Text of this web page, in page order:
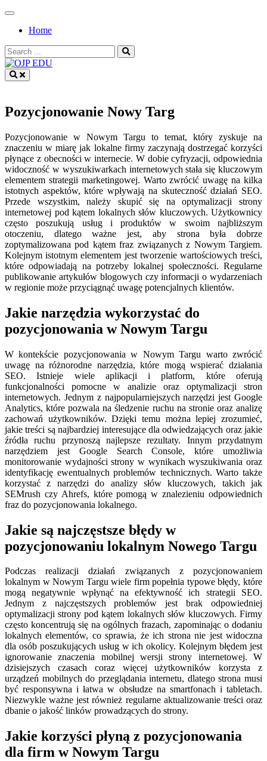
Skip
contentHome
Search
for:
Pozycjonowanie Nowy Targ
Pozycjonowanie w Nowym Targu to temat, który zyskuje na
znaczeniu w miarę jak lokalne firmy zaczynają dostrzegać korzyści
płynące z obecności w internecie. W dobie cyfryzacji, odpowiednia
widoczność w wyszukiwarkach internetowych stała się kluczowym
elementem strategii marketingowej. Warto zwrócić uwagę na kilka
istotnych aspektów, które wpływają na skuteczność działań SEO.
Przede wszystkim, należy skupić się na optymalizacji strony
internetowej pod kątem lokalnych słów kluczowych. Użytkownicy
często poszukują usług i produktów w swoim najbliższym
otoczeniu, dlatego ważne jest, aby strona była dobrze
zoptymalizowana pod kątem fraz związanych z Nowym Targiem.
Kolejnym istotnym elementem jest tworzenie wartościowych treści,
które odpowiadają na potrzeby lokalnej społeczności. Regularne
publikowanie artykułów blogowych czy informacji o wydarzeniach
w regionie może przyciągnąć uwagę potencjalnych klientów.
Jakie narzędzia wykorzystać do
pozycjonowania w Nowym Targu
W kontekście pozycjonowania w Nowym Targu warto zwrócić
uwagę na różnorodne narzędzia, które mogą wspierać działania
SEO. Istnieje wiele aplikacji i platform, które oferują
funkcjonalności pomocne w analizie oraz optymalizacji stron
internetowych. Jednym z najpopularniejszych narzędzi jest Google
Analytics, które pozwala na śledzenie ruchu na stronie oraz analizę
zachowań użytkowników. Dzięki temu można lepiej zrozumieć,
jakie treści są najbardziej interesujące dla odwiedzających oraz jakie
źródła ruchu przynoszą najlepsze rezultaty. Innym przydatnym
narzędziem jest Google Search Console, które umożliwia
monitorowanie wydajności strony w wynikach wyszukiwania oraz
identyfikację ewentualnych problemów technicznych. Warto także
korzystać z narzędzi do analizy słów kluczowych, takich jak
SEMrush czy Ahrefs, które pomogą w znalezieniu odpowiednich
fraz do pozycjonowania lokalnego.
Jakie są najczęstsze błędy w
pozycjonowaniu lokalnym Nowego Targu
Podczas realizacji działań związanych z pozycjonowaniem
lokalnym w Nowym Targu wiele firm popełnia typowe błędy, które
mogą negatywnie wpłynąć na efektywność ich strategii SEO.
Jednym z najczęstszych problemów jest brak odpowiedniej
optymalizacji strony pod kątem lokalnych słów kluczowych. Firmy
często koncentrują się na ogólnych frazach, zapominając o dodaniu
lokalnych elementów, co sprawia, że ich strona nie jest widoczna
dla osób poszukujących usług w ich okolicy. Kolejnym błędem jest
ignorowanie znaczenia mobilnej wersji strony internetowej. W
dzisiejszych czasach coraz więcej użytkowników korzysta z
urządzeń mobilnych do przeglądania internetu, dlatego strona musi
być responsywna i łatwa w obsłudze na smartfonach i tabletach.
Niezwykle ważne jest również regularne aktualizowanie treści oraz
dbanie o jakość linków prowadzących do strony.
Jakie korzyści płyną z pozycjonowania
dla firm w Nowym Targu